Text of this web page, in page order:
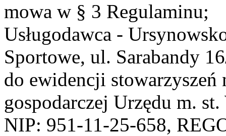
mowa w § 3 Regulaminu;
Usługodawca -
Sportowe, ul. Sarabandy
do ewidencji stowarzyszeń
gospodarczej Urzędu m.
NIP: 951-11-25-658,